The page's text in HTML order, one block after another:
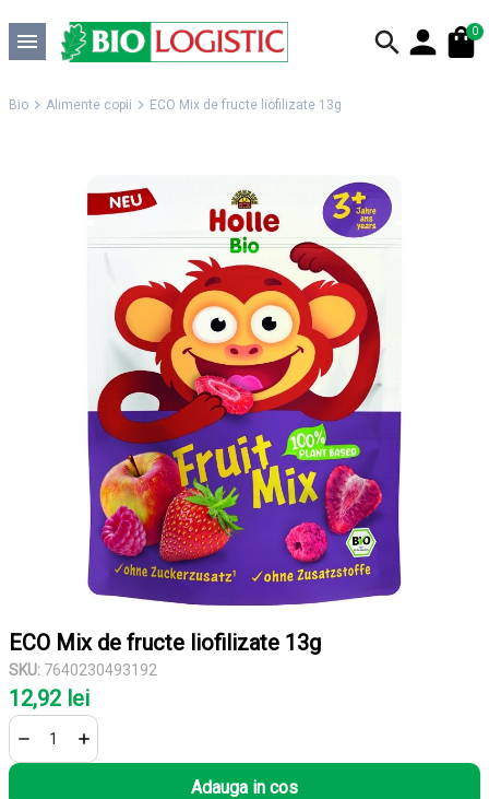
0
Bio Alimente copii ECO Mix de fructe liofilizate 13g
ECO Mix de fructe liofilizate 13g
SKU: 7640230493192
12,92 lei
Adauga in cos